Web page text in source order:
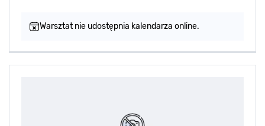
Warsztat nie udostępnia kalendarza online.